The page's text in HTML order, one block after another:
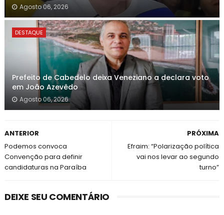
Agosto 06, 2026
DESTAQUE
Prefeito de Cabedelo deixa Veneziano a declara voto
em João Azevêdo
Agosto 06, 2026
PRÓXIMA
Efraim: “Polarização política
vai nos levar ao segundo
turno”
ANTERIOR
Podemos convoca
Convenção para definir
candidaturas na Paraíba
DEIXE SEU COMENTÁRIO